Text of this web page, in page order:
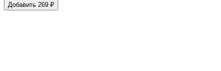
Добавить 269 ₽